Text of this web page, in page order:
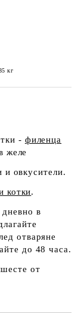
кг
- филенца
желе
и овкусители.
котки.
в
отваряне
до 48 часа.
от